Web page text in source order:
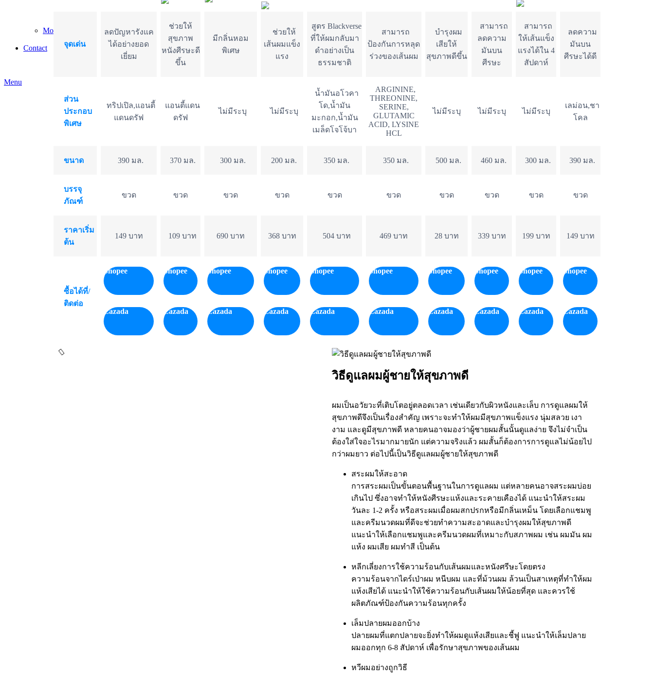
Mom and Baby
baby-items
Contact
Menu
จุดเด่น
ลดปัญหารังแค
ได้อย่างยอด
เยี่ยม
ช่วยให้
สุขภาพ
หนังศีรษะดี
ขึ้น
มีกลิ่นหอม
พิเศษ
ช่วยให้
เส้นผมแข็ง
แรง
สูตร Blackverse
ที่ให้ผมกลับมา
ดำอย่างเป็น
ธรรมชาติ
สามารถ
ป้องกันการหลุด
ร่วงของเส้นผม
บำรุงผม
เสียให้
สุขภาพดีขึ้น
สามารถ
ลดความ
มันบน
ศีรษะ
สามารถ
ให้เส้นแข็ง
แรงได้ใน 4
สัปดาห์
ลดความ
มันบน
ศีรษะได้ดี
ส่วน
ประกอบ
พิเศษ
ทริปเปิล,แอนตี้
แดนดรัฟ
แอนตี้แดน
ดรัฟ
ไม่มีระบุ ไม่มีระบุ
น้ำมันอโวคา
โด,น้ำมัน
มะกอก,น้ำมัน
เมล็ดโจโจ้บา
ARGININE,
THREONINE,
SERINE,
GLUTAMIC
ACID, LYSINE
HCL
ไม่มีระบุ ไม่มีระบุ ไม่มีระบุ
เลม่อน,ชา
โคล
ขนาด 390 มล. 370 มล. 300 มล. 200 มล. 350 มล. 350 มล. 500 มล. 460 มล. 300 มล. 390 มล.
บรรจุ
ภัณฑ์
ขวด ขวด ขวด ขวด ขวด ขวด ขวด ขวด ขวด ขวด
ราคาเริ่ม
ต้น
149 บาท 109 บาท 690 บาท 368 บาท 504 บาท 469 บาท 28 บาท 339 บาท 199 บาท 149 บาท
ซื้อได้ที่/
ติดต่อ
Shopee
Lazada
Shopee
Lazada
Shopee
Lazada
Shopee
Lazada
Shopee
Lazada
Shopee
Lazada
Shopee
Lazada
Shopee
Lazada
Shopee
Lazada
Shopee
Lazada
วิธีดูแลผมผู้ชายให้สุขภาพดี
ผมเป็นอวัยวะที่เติบโตอยู่ตลอดเวลา เช่นเดียวกับผิวหนังและเล็บ การดูแลผมให้
สุขภาพดีจึงเป็นเรื่องสำคัญ เพราะจะทำให้ผมมีสุขภาพแข็งแรง นุ่มสลวย เงา
งาม และดูมีสุขภาพดี หลายคนอาจมองว่าผู้ชายผมสั้นนั้นดูแลง่าย จึงไม่จำเป็น
ต้องใส่ใจอะไรมากมายนัก แต่ความจริงแล้ว ผมสั้นก็ต้องการการดูแลไม่น้อยไป
กว่าผมยาว ต่อไปนี้เป็นวิธีดูแลผมผู้ชายให้สุขภาพดี
สระผมให้สะอาด
การสระผมเป็นขั้นตอนพื้นฐานในการดูแลผม แต่หลายคนอาจสระผมบ่อย
เกินไป ซึ่งอาจทำให้หนังศีรษะแห้งและระคายเคืองได้ แนะนำให้สระผม
วันละ 1-2 ครั้ง หรือสระผมเมื่อผมสกปรกหรือมีกลิ่นเหม็น โดยเลือกแชมพู
และครีมนวดผมที่ดีจะช่วยทำความสะอาดและบำรุงผมให้สุขภาพดี
แนะนำให้เลือกแชมพูและครีมนวดผมที่เหมาะกับสภาพผม เช่น ผมมัน ผม
แห้ง ผมเสีย ผมทำสี เป็นต้น
หลีกเลี่ยงการใช้ความร้อนกับเส้นผมและหนังศรีษะโดยตรง
ความร้อนจากไดร์เป่าผม หนีบผม และที่ม้วนผม ล้วนเป็นสาเหตุที่ทำให้ผม
แห้งเสียได้ แนะนำให้ใช้ความร้อนกับเส้นผมให้น้อยที่สุด และควรใช้
ผลิตภัณฑ์ป้องกันความร้อนทุกครั้ง
เล็มปลายผมออกบ้าง
ปลายผมที่แตกปลายจะยิ่งทำให้ผมดูแห้งเสียและชี้ฟู แนะนำให้เล็มปลาย
ผมออกทุก 6-8 สัปดาห์ เพื่อรักษาสุขภาพของเส้นผม
หวีผมอย่างถูกวิธี